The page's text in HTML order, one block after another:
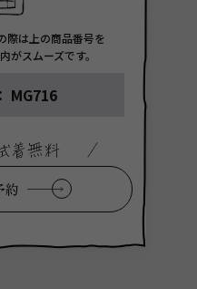
際は上の商品番号を
がスムーズです。
MG716
約